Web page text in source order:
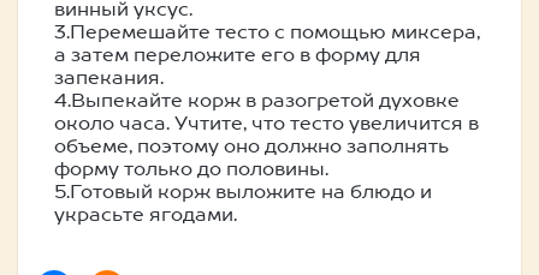
винный уксус.
3.Перемешайте тесто с помощью миксера,
а затем переложите его в форму для
запекания.
4.Выпекайте корж в разогретой духовке
около часа. Учтите, что тесто увеличится в
объеме, поэтому оно должно заполнять
форму только до половины.
5.Готовый корж выложите на блюдо и
украсьте ягодами.